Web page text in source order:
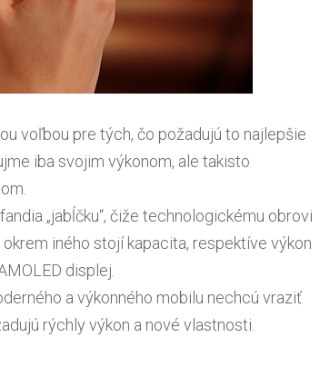
voľbou pre tých, čo požadujú to najlepšie
iba svojim výkonom, ale takisto
„jabĺčku“, čiže technologickému obrovi
iného stojí kapacita, respektíve výkon
displej.
a výkonného mobilu nechcú vraziť
rýchly výkon a nové vlastnosti.